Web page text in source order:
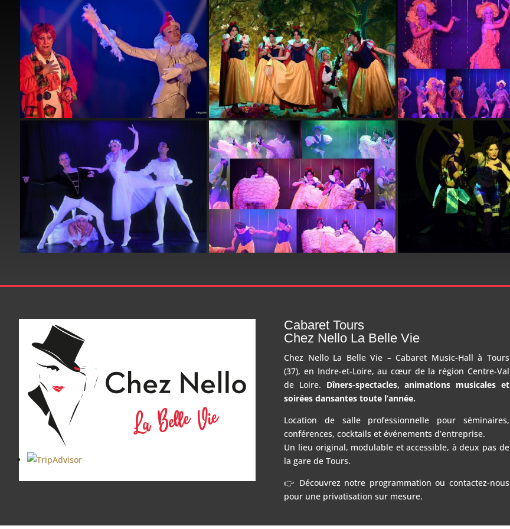
Cabaret Tours
Chez Nello La Belle Vie
Chez Nello La Belle Vie – Cabaret Music-Hall à Tours
(37), en Indre-et-Loire, au cœur de la région Centre-Val
de Loire. Dîners-spectacles, animations musicales et
soirées dansantes toute l’année.
Location de salle professionnelle pour séminaires,
conférences, cocktails et événements d’entreprise.
Un lieu original, modulable et accessible, à deux pas de
la gare de Tours.
👉 Découvrez notre programmation ou contactez-nous
pour une privatisation sur mesure.